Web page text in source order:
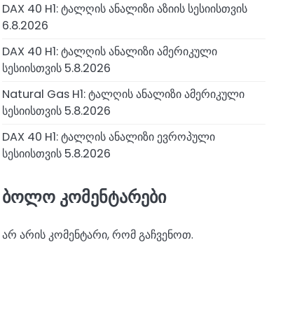
DAX 40 H1: ტალღის ანალიზი აზიის სესიისთვის
6.8.2026
DAX 40 H1: ტალღის ანალიზი ამერიკული
სესიისთვის 5.8.2026
Natural Gas H1: ტალღის ანალიზი ამერიკული
სესიისთვის 5.8.2026
DAX 40 H1: ტალღის ანალიზი ევროპული
სესიისთვის 5.8.2026
ბოლო კომენტარები
არ არის კომენტარი, რომ გაჩვენოთ.